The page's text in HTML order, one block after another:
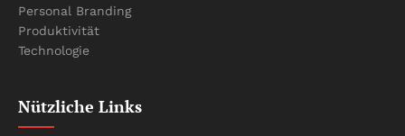
Personal Branding
Produktivität
Technologie
Nützliche Links